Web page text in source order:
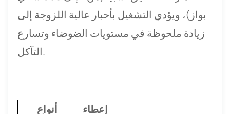
بواز)، ويؤدي التشغيل بأحبار عالية اللزوجة إلى
زيادة ملحوظة في مستويات الضوضاء وتسارع
التآكل.
أنواع
إعطاء